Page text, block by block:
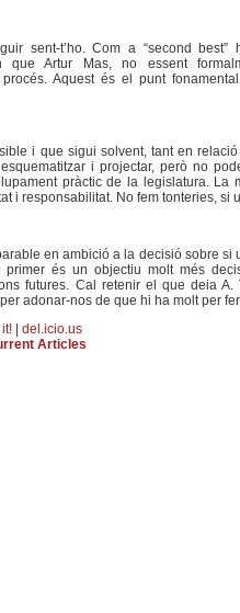
sent-t’ho. Com a “second best”
que Artur Mas, no essent
Aquest és el punt
i que sigui solvent, tant en
i projectar, però no
pràctic de la legislatura. La
i responsabilitat. No fem tonteries, si
en ambició a la decisió sobre si
primer és un objectiu molt més
futures. Cal retenir el que deia A.
adonar-nos de que hi ha molt per
| del.icio.us
Articles